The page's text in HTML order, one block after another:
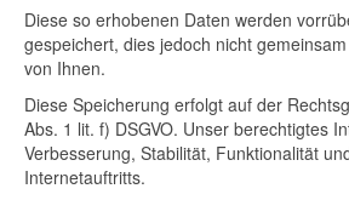
Diese so erhobenen Daten werden
gespeichert, dies jedoch nicht
von Ihnen.
Diese Speicherung erfolgt auf der
Abs. 1 lit. f) DSGVO. Unser berechtigtes
Verbesserung, Stabilität, Funktionalität
Internetauftritts.